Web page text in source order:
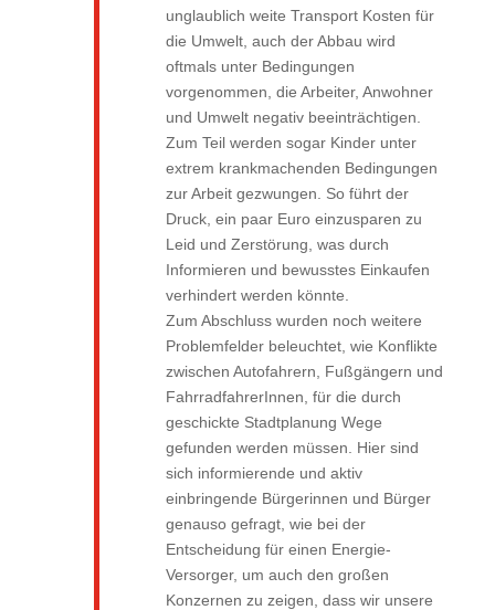
unglaublich weite Transport Kosten für
die Umwelt, auch der Abbau wird
oftmals unter Bedingungen
vorgenommen, die Arbeiter, Anwohner
und Umwelt negativ beeinträchtigen.
Zum Teil werden sogar Kinder unter
extrem krankmachenden Bedingungen
zur Arbeit gezwungen. So führt der
Druck, ein paar Euro einzusparen zu
Leid und Zerstörung, was durch
Informieren und bewusstes Einkaufen
verhindert werden könnte.
Zum Abschluss wurden noch weitere
Problemfelder beleuchtet, wie Konflikte
zwischen Autofahrern, Fußgängern und
FahrradfahrerInnen, für die durch
geschickte Stadtplanung Wege
gefunden werden müssen. Hier sind
sich informierende und aktiv
einbringende Bürgerinnen und Bürger
genauso gefragt, wie bei der
Entscheidung für einen Energie-
Versorger, um auch den großen
Konzernen zu zeigen, dass wir unsere